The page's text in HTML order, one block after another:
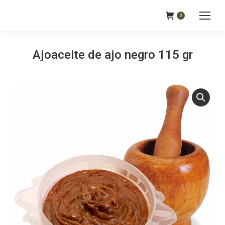
0
Ajoaceite de ajo negro 115 gr